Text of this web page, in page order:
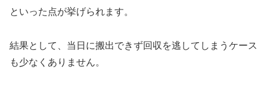
といった点が挙げられます。
結果として、当日に搬出できず回収を逃してしまうケース
も少なくありません。